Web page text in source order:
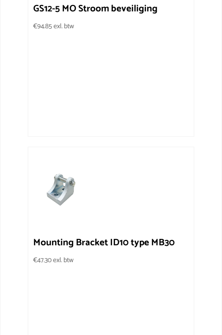
GS12-5 MO Stroom beveiliging
€94.85exl. btw
Mounting Bracket ID10 type MB30
€47.30exl. btw